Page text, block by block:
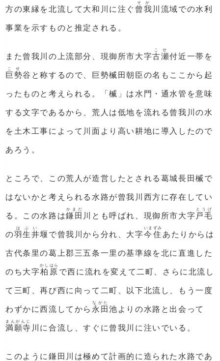
方の東縁を北流して大和川に注ぐ 曾我
そが
川流域での水利
事業を示すものと推定される。
また曾我川の上流部分、現御所市大字古瀬
こせ
付近一帯を
巨勢
こせ
谷と称するので、巨勢楲田朝臣の名もここから起
ったものと考えられる。「楲」は水門・通水管を意味
する文字であるから、荒人は低地を流れる曾我川の水
を土木工事によって川面より高い耕地に導入したので
あろう。
ところで、この荒人が造営したとされる葛城長田楲で
はないかと考えられる水路が曾我川西方に存在してい
る。この水路は鎌田
かまだ
川とも呼ばれ、現御所市大字 戸毛
とうげ
の羽生井
はぶい
堰で曾我川から分れ、大字今住
いまずみ
あたりからは
古代条里の葛上郡三五条一里の基準線を北に直進した
のち大字柏原
かしはら
で西に流れを変えて二町、さらに北流し
て三町、再び西に向って二町、以下北流し、もう一度
わずかに西流してから 永田
ながた
池よりの水路と出会って
満願寺
まんがんじ
川に合流し、すぐに曾我川に注いでいる。
このように鎌田川は極めて計画的に造られた水路であ